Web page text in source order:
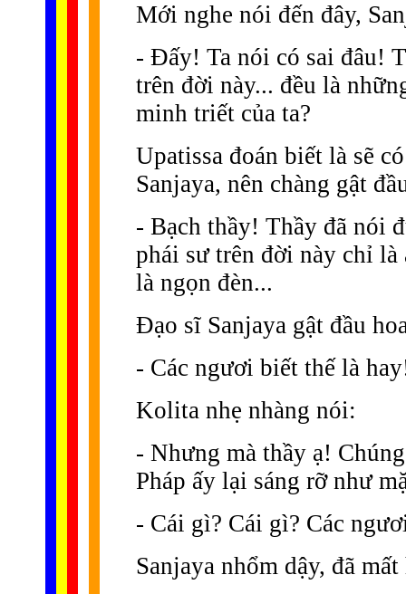
Mới nghe nói đến đây,
- Ðấy! Ta nói có sai đâu!
trên đời này... đều là
minh triết của ta?
Upatissa đoán biết là sẽ
Sanjaya, nên chàng gật
- Bạch thầy! Thầy đã nói
phái sư trên đời này chỉ là
là ngọn đèn...
Ðạo sĩ Sanjaya gật đầu
- Các ngươi biết thế là
Kolita nhẹ nhàng nói:
- Nhưng mà thầy ạ!
Pháp ấy lại sáng rỡ như
- Cái gì? Cái gì? Các
Sanjaya nhổm dậy, đã